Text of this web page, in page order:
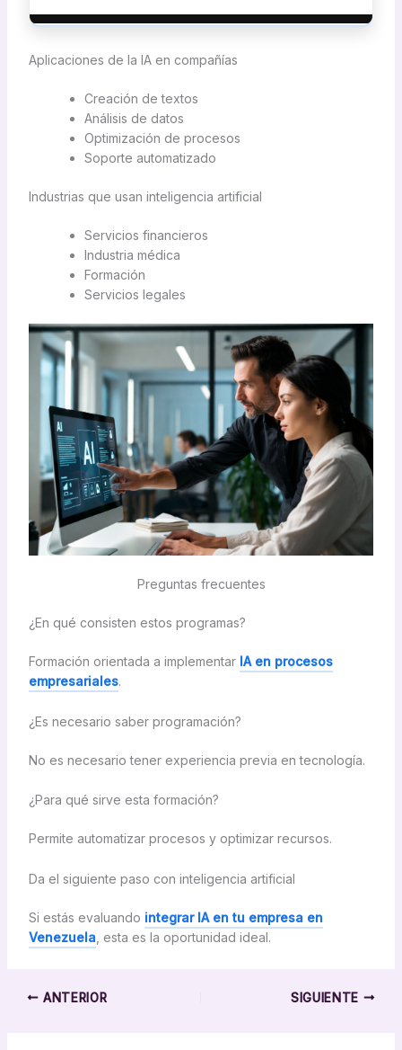
Aplicaciones de la IA en compañías
Creación de textos
Análisis de datos
Optimización de procesos
Soporte automatizado
Industrias que usan inteligencia artificial
Servicios financieros
Industria médica
Formación
Servicios legales
Preguntas frecuentes
¿En qué consisten estos programas?
Formación orientada a implementar IA en procesos
empresariales.
¿Es necesario saber programación?
No es necesario tener experiencia previa en tecnología.
¿Para qué sirve esta formación?
Permite automatizar procesos y optimizar recursos.
Da el siguiente paso con inteligencia artificial
Si estás evaluando integrar IA en tu empresa en
Venezuela , esta es la oportunidad ideal.
ANTERIOR SIGUIENTE